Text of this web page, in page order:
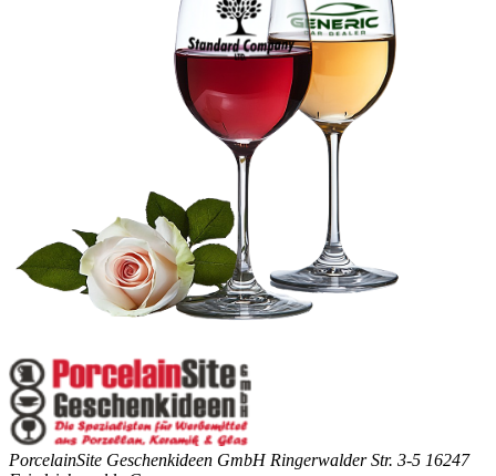
PorcelainSite Geschenkideen GmbH Ringerwalder Str. 3-5 16247